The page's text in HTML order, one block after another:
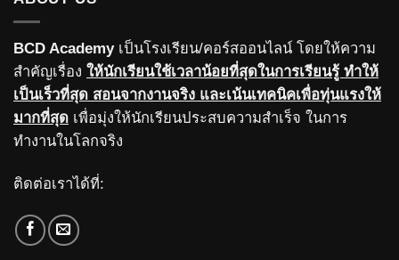
BCD Academyเป็นโรงเรียน/คอร์สออนไลน์ โดยให้ความ
สำคัญเรื่อง ให้นักเรียนใช้เวลาน้อยที่สุดในการเรียนรู้ ทำให้
เป็นเร็วที่สุด สอนจากงานจริง และเน้นเทคนิคเพื่อทุ่นแรงให้
มากที่สุด เพื่อมุ่งให้นักเรียนประสบความสำเร็จ ในการ
ทำงานในโลกจริง
ติดต่อเราได้ที่: